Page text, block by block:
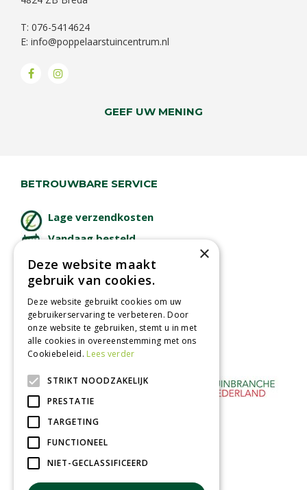
T: 076-5414624
E: info@poppelaarstuincentrum.nl
GEEF UW MENING
BETROUWBARE SERVICE
Lage verzendkosten
Vandaag besteld
Afhalen in tuincentrum
Betaal veilig
met iDeal - Wero
×
Deze website maakt
gebruik van cookies.
Deze website gebruikt cookies om uw
gebruikerservaring te verbeteren. Door
onze website te gebruiken, stemt u in met
alle cookies in overeenstemming met ons
Cookiebeleid. Lees verder
STRIKT NOODZAKELIJK
PRESTATIE
TARGETING
FUNCTIONEEL
NIET-GECLASSIFICEERD